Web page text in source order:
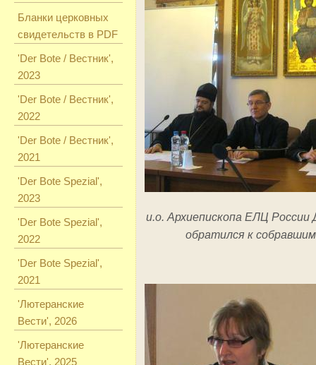
Бланки церковных
свидетельств в PDF
'Der Bote / Вестник',
2023
'Der Bote / Вестник',
2022
'Der Bote / Вестник',
2021
'Der Bote Spezial',
2023
'Der Bote Spezial',
2022
'Der Bote Spezial',
2021
'Лютеранские
Вести', 2026
'Лютеранские
Вести', 2025
и.о. Архиепископа ЕЛЦ России
обратился к